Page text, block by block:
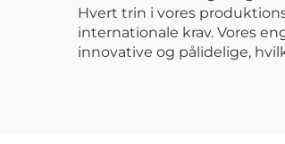
Hvert trin i vores
internationale krav. Vores
innovative og pålidelige,